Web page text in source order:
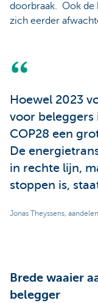
doorbraak. Ook de
zich eerder
Hoewel 2023
voor beleggers
COP28 een
De
in rechte lijn,
stoppen is,
Jonas Theyssens,
Brede waaier
belegger